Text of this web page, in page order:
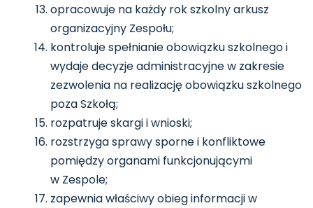
opracowuje na każdy rok szkolny arkusz
organizacyjny Zespołu;
kontroluje spełnianie obowiązku szkolnego i
wydaje decyzje administracyjne w zakresie
zezwolenia na realizację obowiązku szkolnego
poza Szkołą;
rozpatruje skargi i wnioski;
rozstrzyga sprawy sporne i konfliktowe
pomiędzy organami funkcjonującymi
w Zespole;
zapewnia właściwy obieg informacji w